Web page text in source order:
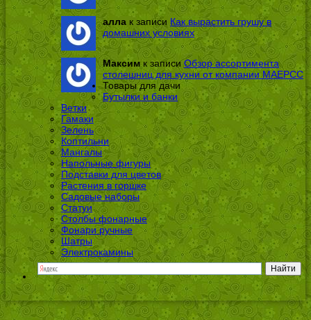
алла к записи Как вырастить грушу в
домашних условиях
Максимк записиОбзор ассортимента
столешниц для кухни от компании МАЕРСС
Товары для дачи
Бутылки и банки
Ветки
Гамаки
Зелень
Коптильни
Мангалы
Напольные фигуры
Подставки для цветов
Растения в горшке
Садовые наборы
Статуи
Столбы фонарные
Фонари ручные
Шатры
Электрокамины